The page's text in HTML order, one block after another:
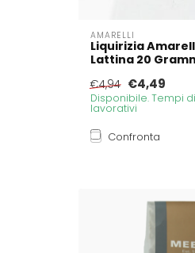
AMARELLI
Liquirizia
Lattina 20
€4,94 €4,49
Disponibile. Tempi
lavorativi
Confronta